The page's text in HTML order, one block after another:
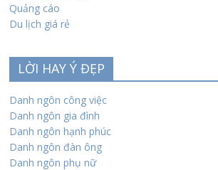
Quảng cáo
Du lịch giá rẻ
LỜI HAY Ý ĐẸP
Danh ngôn công việc
Danh ngôn gia đình
Danh ngôn hạnh phúc
Danh ngôn đàn ông
Danh ngôn phụ nữ